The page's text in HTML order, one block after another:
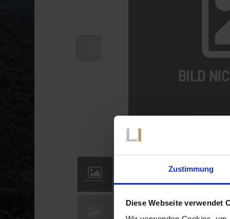
Zustimmung
Diese Webseite verwendet